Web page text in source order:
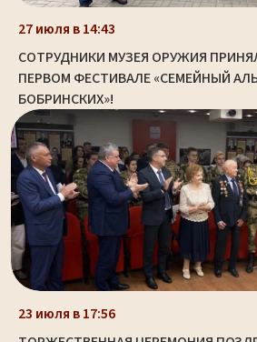
27 июля в 14:43
СОТРУДНИКИ МУЗЕЯ ОРУЖИЯ
ПЕРВОМ ФЕСТИВАЛЕ «СЕМЕЙНЫЙ
БОБРИНСКИХ»!
23 июля в 17:56